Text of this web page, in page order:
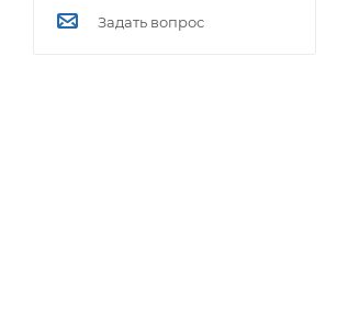
Задать вопрос